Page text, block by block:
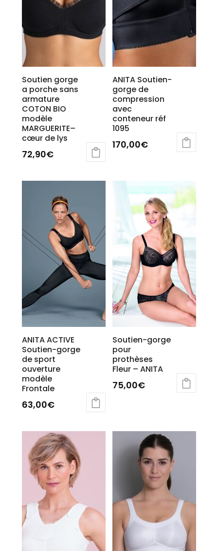
choisies
sur
la
du
produit
Soutien gorge
a porche sans
armature
COTON BIO
modèle
MARGUERITE–
cœur de lys
72,90€
variations.
options
peuvent
page
du
produit
ANITA Soutien-
gorge de
compression
avec
conteneur réf
1095
170,00€
variations.
Les
peuvent
être
choisies
sur
la
page
du
produit
ANITA ACTIVE
Soutien-gorge
de sport
ouverture
modèle
Frontale
63,00€
plusieurs
variations.
Les
options
peuvent
être
choisies
sur
Soutien-gorge
pour
prothèses
Fleur – ANITA
75,00€